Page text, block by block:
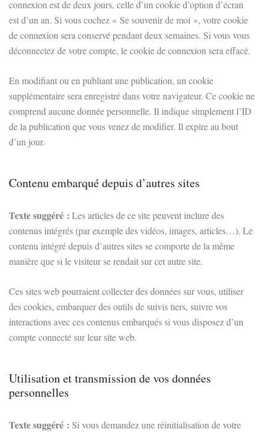
connexion est de deux jours, celle d’un cookie d’option d’écran
est d’un an. Si vous cochez « Se souvenir de moi », votre cookie
de connexion sera conservé pendant deux semaines. Si vous vous
déconnectez de votre compte, le cookie de connexion sera effacé.
En modifiant ou en publiant une publication, un cookie
supplémentaire sera enregistré dans votre navigateur. Ce cookie ne
comprend aucune donnée personnelle. Il indique simplement l’ID
de la publication que vous venez de modifier. Il expire au bout
d’un jour.
Contenu embarqué depuis d’autres sites
Texte suggéré : Les articles de ce site peuvent inclure des
contenus intégrés (par exemple des vidéos, images, articles…). Le
contenu intégré depuis d’autres sites se comporte de la même
manière que si le visiteur se rendait sur cet autre site.
Ces sites web pourraient collecter des données sur vous, utiliser
des cookies, embarquer des outils de suivis tiers, suivre vos
interactions avec ces contenus embarqués si vous disposez d’un
compte connecté sur leur site web.
Utilisation et transmission de vos données
personnelles
Texte suggéré : Si vous demandez une réinitialisation de votre